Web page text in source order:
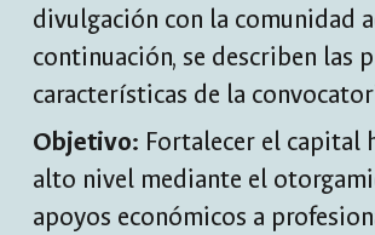
divulgación con la comunidad
continuación, se describen las
características de la
Objetivo: Fortalecer el capital
alto nivel mediante el
apoyos económicos a